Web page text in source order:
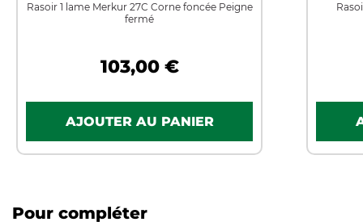
Rasoir 1 lame Merkur 27C Corne foncée Peigne
fermé
103,00 €
Pour compléter